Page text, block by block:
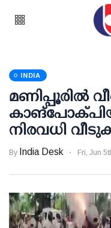
INDIA
മണിപ്പൂരില്‍
നിരവധി
By India Desk Fri, Jun